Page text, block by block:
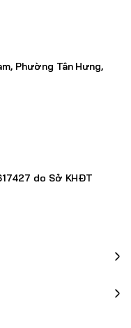
Phường Tân Hưng,
do Sở KHĐT